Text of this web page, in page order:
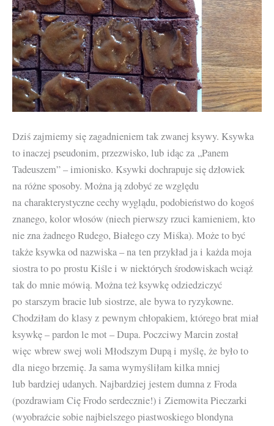
Dziś zajmiemy się zagadnieniem tak zwanej ksywy. Ksywka
to inaczej pseudonim, przezwisko, lub idąc za „Panem
Tadeuszem” – imionisko. Ksywki dochrapuje się dzłowiek
na różne sposoby. Można ją zdobyć ze względu
na charakterystyczne cechy wyglądu, podobieństwo do kogoś
znanego, kolor włosów (niech pierwszy rzuci kamieniem, kto
nie zna żadnego Rudego, Białego czy Miśka). Może to być
także ksywka od nazwiska – na ten przykład ja i każda moja
siostra to po prostu Kiśle i w niektórych środowiskach wciąż
tak do mnie mówią. Można też ksywkę odziedziczyć
po starszym bracie lub siostrze, ale bywa to ryzykowne.
Chodziłam do klasy z pewnym chłopakiem, którego brat miał
ksywkę – pardon le mot – Dupa. Poczciwy Marcin został
więc wbrew swej woli Młodszym Dupą i myślę, że było to
dla niego brzemię. Ja sama wymyśliłam kilka mniej
lub bardziej udanych. Najbardziej jestem dumna z Froda
(pozdrawiam Cię Frodo serdecznie!) i Ziemowita Pieczarki
(wyobraźcie sobie najbielszego piastwoskiego blondyna